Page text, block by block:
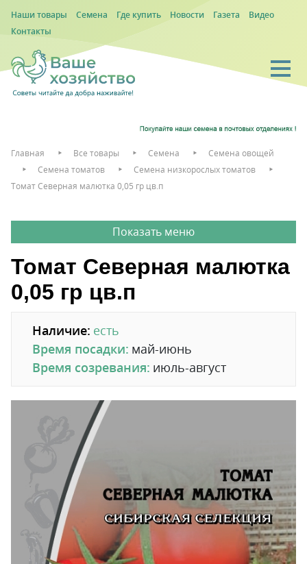
Наши товары Семена Где купить Новости Газета
Видео
Контакты
Главная Все товары Семена
Семена овощей
Семена томатов
Семена низкорослых томатов
Томат Северная малютка 0,05 гр цв.п
Томат Северная малютка
0,05 гр цв.п
Наличие: есть
Время посадки: май-июнь
Время созревания: июль-август